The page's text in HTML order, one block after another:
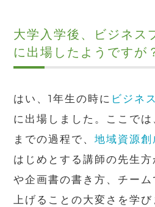
大学入学後、ビジネス
に出場したようですが
はい、1年生の時に ビジネ
に出場しました。ここで
までの過程で、地域資源
はじめとする講師の先生
や企画書の書き方、チーム
上げることの大変さを学